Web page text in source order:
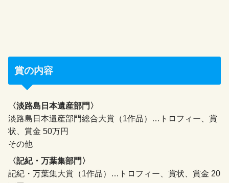
賞の内容
〈淡路島日本遺産部門〉
淡路島日本遺産部門総合大賞（1作品）…トロフィー、賞
状、賞金 50万円
その他
〈記紀・万葉集部門〉
記紀・万葉集大賞（1作品）…トロフィー、賞状、賞金 20